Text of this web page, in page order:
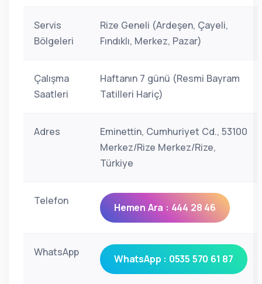
Servis
Bölgeleri
Rize Geneli (Ardeşen, Çayeli,
Fındıklı, Merkez, Pazar)
Çalışma
Saatleri
Haftanın 7 günü (Resmi Bayram
Tatilleri Hariç)
Adres
Eminettin, Cumhuriyet Cd., 53100
Merkez/Rize Merkez/Rize,
Türkiye
Telefon
Hemen Ara : 444 28 46
WhatsApp
WhatsApp : 0535 570 61 87